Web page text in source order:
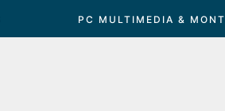
PC MULTIMEDIA &